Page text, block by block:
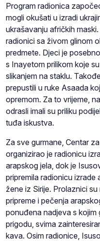
Program radionica
mogli okušati u izradi
ukrašavanju afričkih
radionici sa živom glinom
predmete. Djeci je
s Inayetom prilikom koje
slikanjem na staklu.
prepustili u ruke Asaada
opremom. Za to vrijeme,
odrasli imali su priliku
tuđa iskustva.
Za sve gurmane, Centar
organizirao je radionicu
arapskog jela, dok je
pripremila radionicu izrade
žene iz Sirije. Prolaznici
pripreme i pečenja
ponuđena nadjeva s kojim
prigodu, svima
kava. Osim radionice,